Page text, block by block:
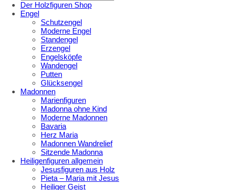
Der Holzfiguren Shop
Engel
Schutzengel
Moderne Engel
Standengel
Erzengel
Engelsköpfe
Wandengel
Putten
Glücksengel
Madonnen
Marienfiguren
Madonna ohne Kind
Moderne Madonnen
Bavaria
Herz Maria
Madonnen Wandrelief
Sitzende Madonna
Heiligenfiguren allgemein
Jesusfiguren aus Holz
Pieta – Maria mit Jesus
Heiliger Geist